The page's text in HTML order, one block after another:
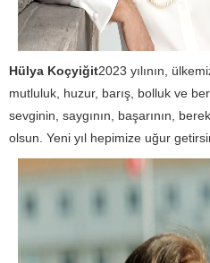
Hülya Koçyiğit2023 yılının,
mutluluk, huzur, barış, bolluk ve
sevginin, saygının, başarının,
olsun. Yeni yıl hepimize uğur